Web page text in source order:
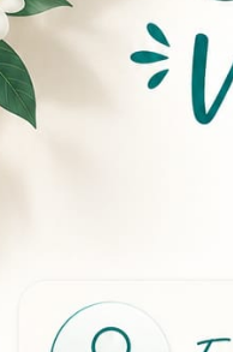
incluido contenido de
gusta», «Pinear») o
WhatsApp. Este contenido
y guarda cookies. Este
de privacidad de estas
que procesan
(Formerly Twitter),